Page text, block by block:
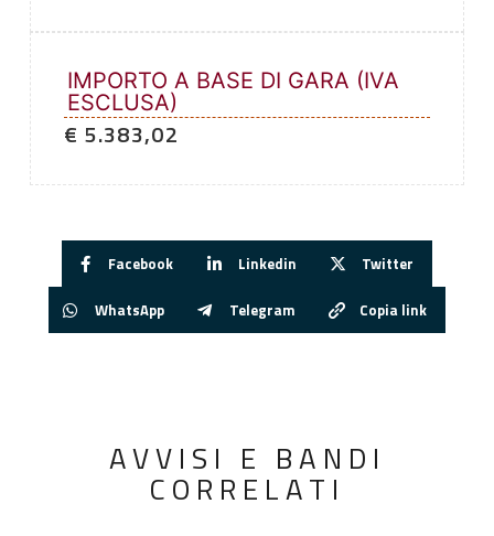
IMPORTO A BASE DI GARA (IVA
ESCLUSA)
€ 5.383,02
Facebook Linkedin Twitter
WhatsApp Telegram Copia link
AVVISI E BANDI
CORRELATI